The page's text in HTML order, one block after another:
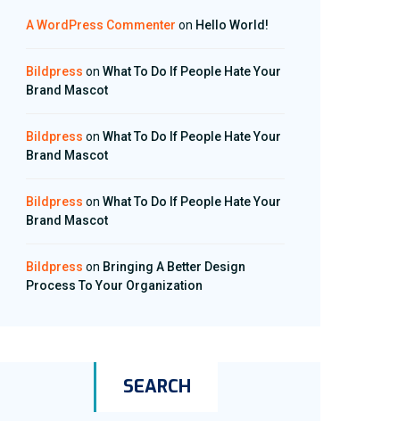
A WordPress Commenter on Hello World!
Bildpress on What To Do If People Hate Your
Brand Mascot
Bildpress on What To Do If People Hate Your
Brand Mascot
Bildpress on What To Do If People Hate Your
Brand Mascot
Bildpress on Bringing A Better Design
Process To Your Organization
SEARCH